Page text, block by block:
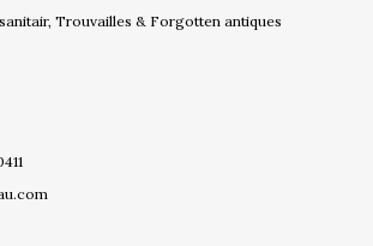
Trouvailles & Forgotten antiques